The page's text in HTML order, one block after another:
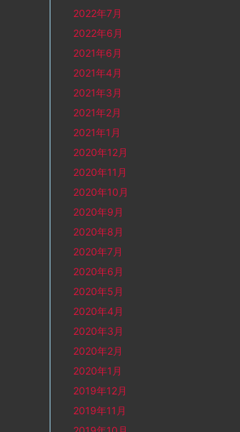
2022年7月
2022年6月
2021年6月
2021年4月
2021年3月
2021年2月
2021年1月
2020年12月
2020年11月
2020年10月
2020年9月
2020年8月
2020年7月
2020年6月
2020年5月
2020年4月
2020年3月
2020年2月
2020年1月
2019年12月
2019年11月